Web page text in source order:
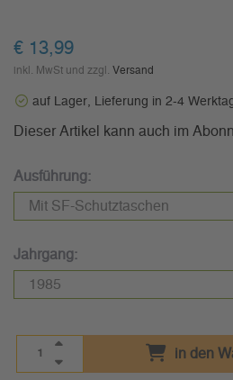
€ 13,99
inkl. MwSt und zzgl. Versand
auf Lager, Lieferung in 2-4
Dieser Artikel kann auch im
Ausführung:
Jahrgang:
in den